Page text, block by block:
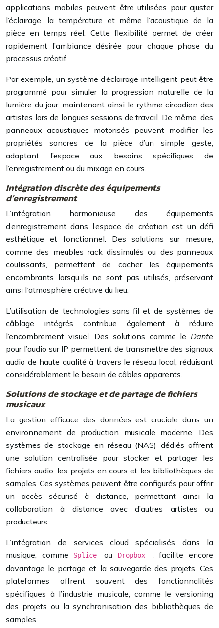
applications mobiles peuvent être utilisées pour ajuster
l’éclairage, la température et même l’acoustique de la
pièce en temps réel. Cette flexibilité permet de créer
rapidement l’ambiance désirée pour chaque phase du
processus créatif.
Par exemple, un système d’éclairage intelligent peut être
programmé pour simuler la progression naturelle de la
lumière du jour, maintenant ainsi le rythme circadien des
artistes lors de longues sessions de travail. De même, des
panneaux acoustiques motorisés peuvent modifier les
propriétés sonores de la pièce d’un simple geste,
adaptant l’espace aux besoins spécifiques de
l’enregistrement ou du mixage en cours.
Intégration discrète des équipements
d’enregistrement
L’intégration harmonieuse des équipements
d’enregistrement dans l’espace de création est un défi
esthétique et fonctionnel. Des solutions sur mesure,
comme des meubles rack dissimulés ou des panneaux
coulissants, permettent de cacher les équipements
encombrants lorsqu’ils ne sont pas utilisés, préservant
ainsi l’atmosphère créative du lieu.
L’utilisation de technologies sans fil et de systèmes de
câblage intégrés contribue également à réduire
l’encombrement visuel. Des solutions comme le Dante
pour l’audio sur IP permettent de transmettre des signaux
audio de haute qualité à travers le réseau local, réduisant
considérablement le besoin de câbles apparents.
Solutions de stockage et de partage de fichiers
musicaux
La gestion efficace des données est cruciale dans un
environnement de production musicale moderne. Des
systèmes de stockage en réseau (NAS) dédiés offrent
une solution centralisée pour stocker et partager les
fichiers audio, les projets en cours et les bibliothèques de
samples. Ces systèmes peuvent être configurés pour offrir
un accès sécurisé à distance, permettant ainsi la
collaboration à distance avec d’autres artistes ou
producteurs.
L’intégration de services cloud spécialisés dans la
musique, comme
Spliceou Dropbox
, facilite encore
davantage le partage et la sauvegarde des projets. Ces
plateformes offrent souvent des fonctionnalités
spécifiques à l’industrie musicale, comme le versioning
des projets ou la synchronisation des bibliothèques de
samples.